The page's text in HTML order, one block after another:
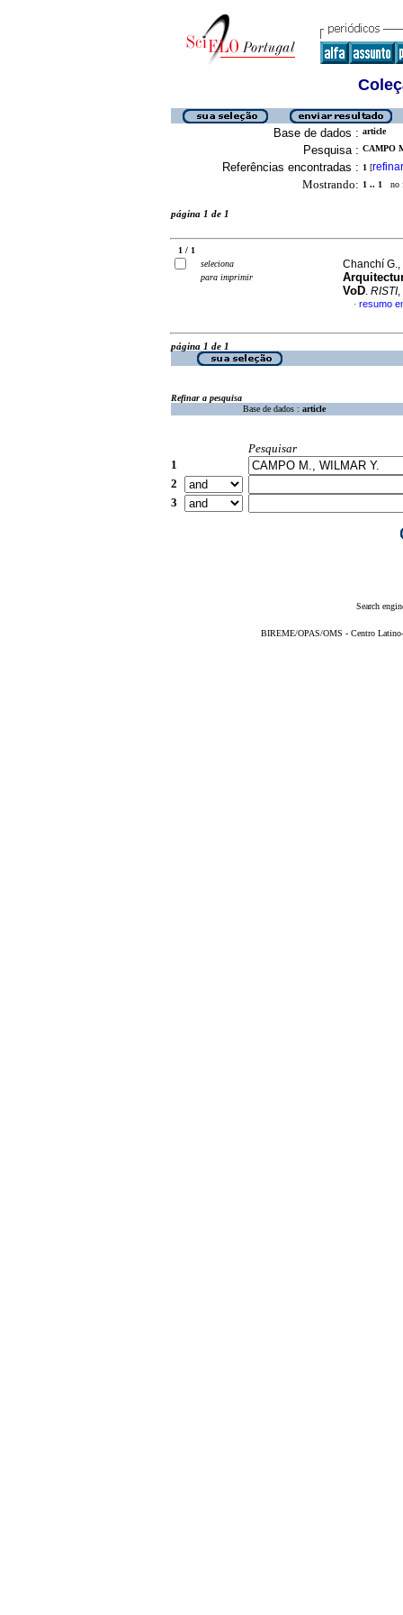
Base de dados : article
Pesquisa : CAMPO
Referências encontradas : 1 [refinar
Mostrando: 1 .. 1 no
página 1 de 1
1 / 1
seleciona
para imprimir
Chanchí G.,
VoD. RISTI,
· resumo
página 1 de 1
Refinar a pesquisa
Base de dados : article
Pesquisar
1
2
3
Search
BIREME/OPAS/OMS - Centro Latino-